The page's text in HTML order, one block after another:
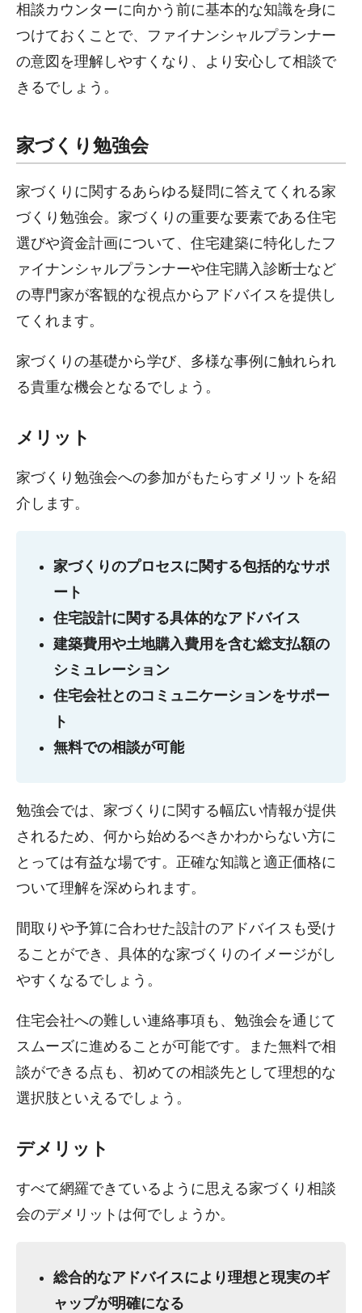
相談カウンターに向かう前に基本的な知識を身に
つけておくことで、ファイナンシャルプランナー
の意図を理解しやすくなり、より安心して相談で
きるでしょう。
家づくり勉強会
家づくりに関するあらゆる疑問に答えてくれる家
づくり勉強会。家づくりの重要な要素である住宅
選びや資金計画について、住宅建築に特化したフ
ァイナンシャルプランナーや住宅購入診断士など
の専門家が客観的な視点からアドバイスを提供し
てくれます。
家づくりの基礎から学び、多様な事例に触れられ
る貴重な機会となるでしょう。
メリット
家づくり勉強会への参加がもたらすメリットを紹
介します。
家づくりのプロセスに関する包括的なサポ
ート
住宅設計に関する具体的なアドバイス
建築費用や土地購入費用を含む総支払額の
シミュレーション
住宅会社とのコミュニケーションをサポー
ト
無料での相談が可能
勉強会では、家づくりに関する幅広い情報が提供
されるため、何から始めるべきかわからない方に
とっては有益な場です。正確な知識と適正価格に
ついて理解を深められます。
間取りや予算に合わせた設計のアドバイスも受け
ることができ、具体的な家づくりのイメージがし
やすくなるでしょう。
住宅会社への難しい連絡事項も、勉強会を通じて
スムーズに進めることが可能です。また無料で相
談ができる点も、初めての相談先として理想的な
選択肢といえるでしょう。
デメリット
すべて網羅できているように思える家づくり相談
会のデメリットは何でしょうか。
総合的なアドバイスにより理想と現実のギ
ャップが明確になる